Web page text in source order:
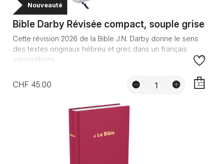
Nouveauté
Bible Darby Révisée compact, souple grise
Cette révision 2026 de la Bible J.N. Darby donne le sens
des textes originaux hébreu et grec dans un français
compréhens...
CHF 45.00